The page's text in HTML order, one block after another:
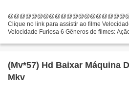
Clique no link para assistir ao filme
Velocidade Furiosa 6 Gêneros de filmes:
(Mv*57) Hd Baixar Máquina
Mkv